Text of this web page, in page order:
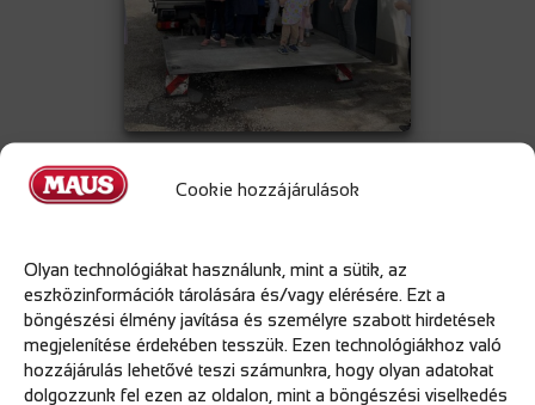
Cookie hozzájárulások
Olyan technológiákat használunk, mint a sütik, az
eszközinformációk tárolására és/vagy elérésére. Ezt a
böngészési élmény javítása és személyre szabott hirdetések
megjelenítése érdekében tesszük. Ezen technológiákhoz való
hozzájárulás lehetővé teszi számunkra, hogy olyan adatokat
dolgozzunk fel ezen az oldalon, mint a böngészési viselkedés
2026.01.28
Májusban idén is megrendezésre került a Maus Gyermeknap,
ahol a legkisebbeket ünnepeltük.
Munkatársaink gyermekei egy élményekkel teli délutánt töltöttek